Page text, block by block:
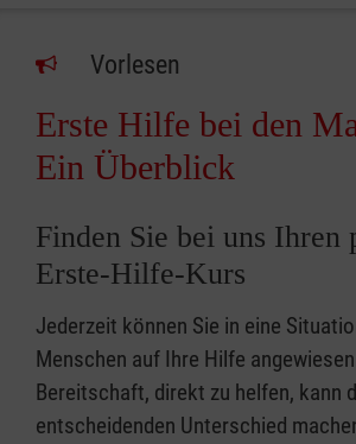
Vorlesen
Erste Hilfe bei den
Ein Überblick
Finden Sie bei uns Ihren
Erste-Hilfe-Kurs
Jederzeit können Sie in eine
Menschen auf Ihre Hilfe
Bereitschaft, direkt zu helfen, kann
entscheidenden Unterschied